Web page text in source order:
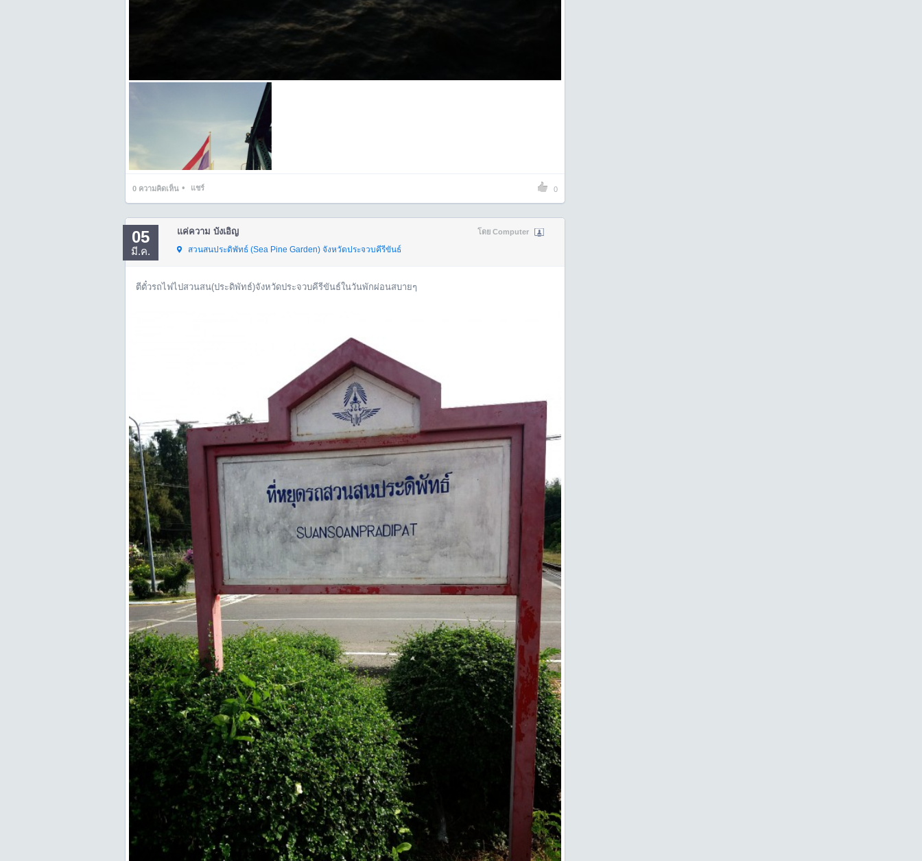
0ความคิดเห็น• แชร์ 0
05
มี.ค.
โดย Computer
แค่ความ บังเอิญ
สวนสนประดิพัทธ์ (Sea Pine Garden)จังหวัดประจวบคีรีขันธ์
ตีตั๋วรถไฟไปสวนสน(ประดิพัทธ์)จังหวัดประจวบคีรีขันธ์ในวันพักผ่อนสบายๆ